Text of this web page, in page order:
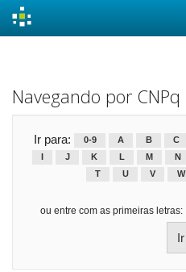
Navegando por CNPq
Ir para: 0-9 A B C
J K L M N
T
U V W
ou entre com as primeiras letras: